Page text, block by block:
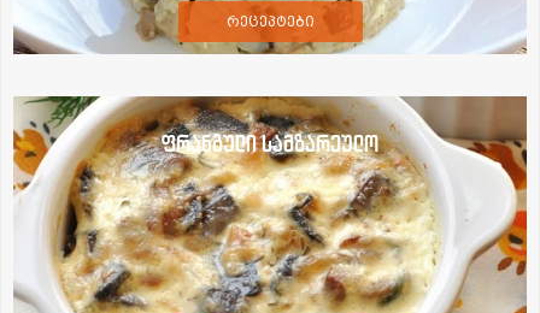
რეცეპტები
ფრანგული სამზარეულო